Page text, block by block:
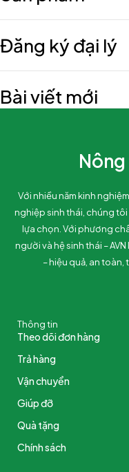
Đăng ký đại lý
Bài viết mới
Với nhiều năm kinh
nghiệp sinh thái, chúng
lựa chọn. Với phương
người và hệ sinh thái –
– hiệu quả, an
Thông tin
Theo dõi đơn hàng
Trả hàng
Vận chuyển
Giúp đỡ
Quà tặng
Chính sách